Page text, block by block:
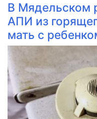
В Мядельском
АПИ из
мать с